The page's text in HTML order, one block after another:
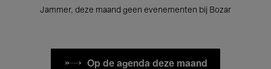
Jammer, deze maand geen evenementen bij Bozar
Op de agenda deze maand